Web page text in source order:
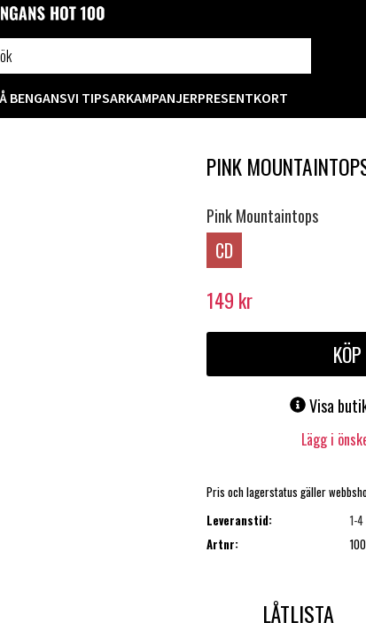
BENGANSVI TIPSARKAMPANJERPRESENTKORT
PINK
Pink Mountaintops
CD
149 kr
KÖP
Visa
Lägg i
Pris och lagerstatus gäller
Leveranstid:
1-
Artnr:
LÅTLISTA